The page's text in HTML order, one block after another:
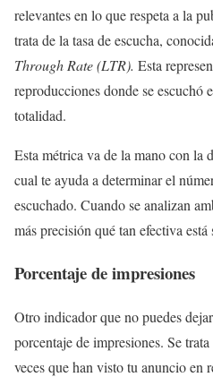
relevantes en lo que respeta a la
trata de la tasa de escucha,
Through Rate (LTR). Esta
reproducciones donde se escuchó
totalidad.
Esta métrica va de la mano con la
cual te ayuda a determinar el
escuchado. Cuando se analizan
más precisión qué tan efectiva
Porcentaje de impresiones
Otro indicador que no puedes
porcentaje de impresiones. Se
veces que han visto tu anuncio en